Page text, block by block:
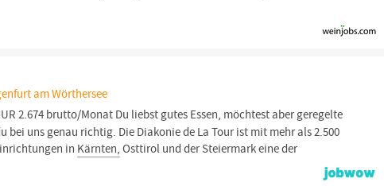
am Wörthersee
2.674 brutto/Monat Du liebst gutes Essen, möchtest aber geregelte
bei uns genau richtig. Die Diakonie de La Tour ist mit mehr als 2.500
in Kärnten, Osttirol und der Steiermark eine der